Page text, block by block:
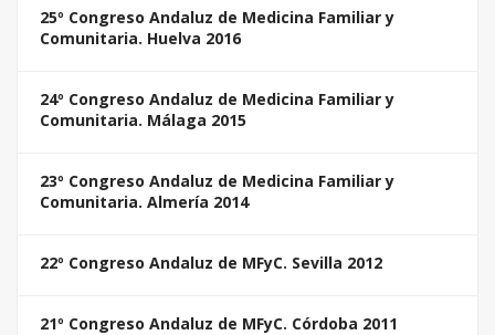
25º Congreso Andaluz de Medicina Familiar y
Comunitaria. Huelva 2016
24º Congreso Andaluz de Medicina Familiar y
Comunitaria. Málaga 2015
23º Congreso Andaluz de Medicina Familiar y
Comunitaria. Almería 2014
22º Congreso Andaluz de MFyC. Sevilla 2012
21º Congreso Andaluz de MFyC. Córdoba 2011